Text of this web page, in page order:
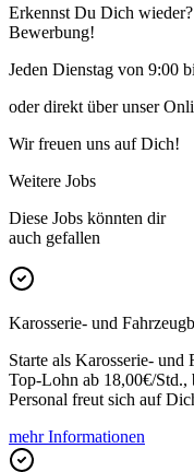
Erkennst Du Dich
Bewerbung!
Jeden Dienstag von 9:00
oder direkt über unser
Wir freuen uns auf Dich!
Weitere Jobs
Diese Jobs könnten dir
auch gefallen
Karosserie- und
Starte als Karosserie-
Top-Lohn ab 18,00€/
Personal freut sich auf
mehr Informationen